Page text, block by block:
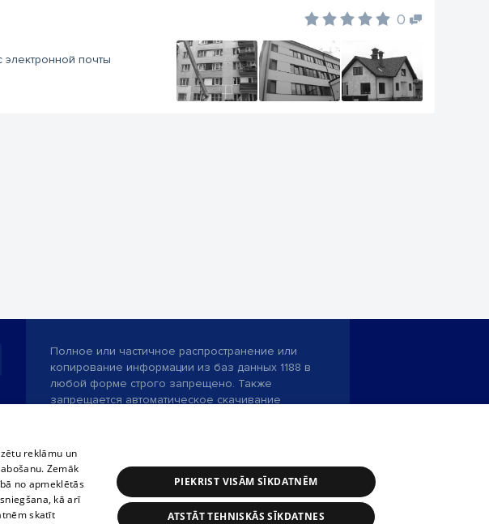
0
электронной почты
Полное или частичное распространение или
копирование информации из баз данных 1188 в
любой форме строго запрещено. Также
запрещается автоматическое скачивание
Служба помощи портала: э-почта -info@1188.lv
reklāmu un
Zemāk
no apmeklētās
kā arī
skatīt
PIEKRIST VISĀM SĪKDATNĒM
ATSTĀT TEHNISKĀS SĪKDATNES